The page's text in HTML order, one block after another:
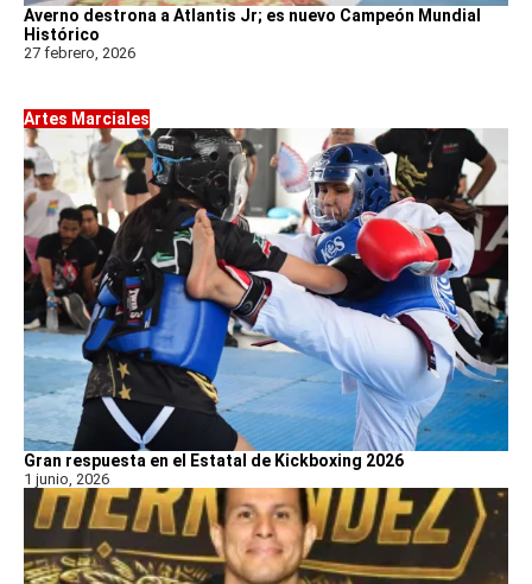
Averno destrona a Atlantis Jr; es nuevo Campeón Mundial
Histórico
27 febrero, 2026
Artes Marciales
Gran respuesta en el Estatal de Kickboxing 2026
1 junio, 2026